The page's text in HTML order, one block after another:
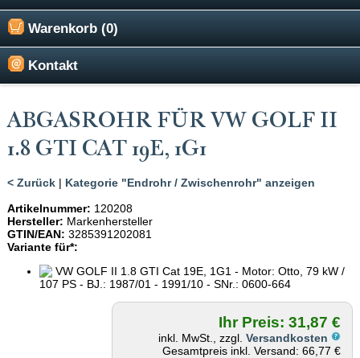
Warenkorb (0)
Kontakt
ABGASROHR FÜR VW GOLF II
1.8 GTI CAT 19E, 1G1
< Zurück| Kategorie "Endrohr / Zwischenrohr" anzeigen
Artikelnummer: 120208
Hersteller: Markenhersteller
GTIN/EAN: 3285391202081
Variante für*:
VW GOLF II 1.8 GTI Cat 19E, 1G1 - Motor: Otto, 79 kW /
107 PS - BJ.: 1987/01 - 1991/10 - SNr.: 0600-664
Ihr Preis: 31,87 €
inkl. MwSt., zzgl.Versandkosten
Gesamtpreis inkl. Versand: 66,77 €